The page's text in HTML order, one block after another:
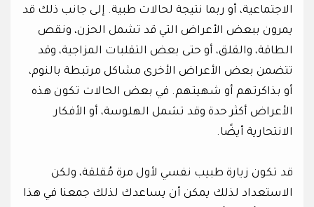
الاجتماعية، أو ربما نتيجة لحالات طبية. إلى جانب ذلك قد
يمرون ببعض الأعراض التي قد تشمل الحزن، ونقص
الطاقة، والقلق، أو حتى بعض التقلبات المزاجية، وقد
تتضمن بعض الأعراض الأخرى مشاكل مرتبطة بالنوم،
أو بذاكرتهم أو شهيتهم. في بعض الحالات تكون هذه
الأعراض أكثر حدة وقد تشمل الهلوسة، أو الأفكار
الانتحارية أيضًا.
قد تكون زيارة طبيب نفسي لأول مرة مُقلقة، ولكن
الاستعداد لذلك يمكن أن يساعدك لذلك جمعنا في هذا